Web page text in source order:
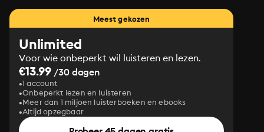
Meest gekozen
Unlimited
Voor wie onbeperkt wil luisteren en lezen.
€13.99 /30 dagen
1 account
Onbeperkt lezen en luisteren
Meer dan 1 miljoen luisterboeken en ebooks
Altijd opzegbaar